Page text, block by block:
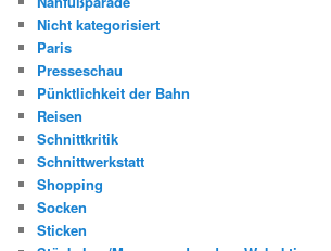
Nicht kategorisiert
Paris
Presseschau
Pünktlichkeit der Bahn
Reisen
Schnittkritik
Schnittwerkstatt
Shopping
Socken
Sticken